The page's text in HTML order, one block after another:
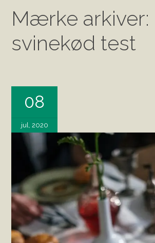
Mærke arkiver:
svinekød test
08
jul, 2020